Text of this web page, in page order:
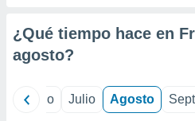
de
1199
¿Qué tiempo hace en
agosto?
Junio Julio Agosto